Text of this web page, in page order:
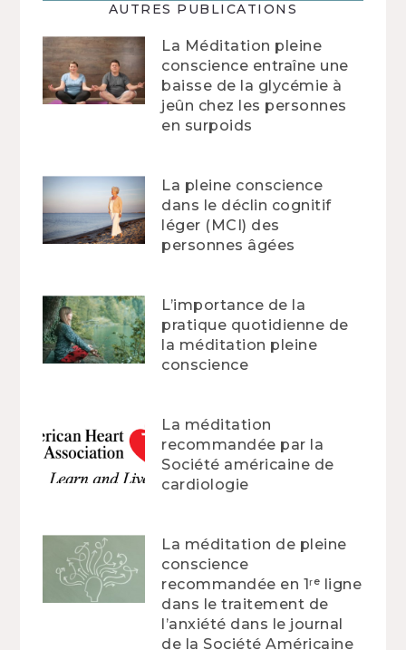
AUTRES PUBLICATIONS
La Méditation pleine
conscience entraîne une
baisse de la glycémie à
jeûn chez les personnes
en surpoids
La pleine conscience
dans le déclin cognitif
léger (MCI) des
personnes âgées
L’importance de la
pratique quotidienne de
la méditation pleine
conscience
La méditation
recommandée par la
Société américaine de
cardiologie
La méditation de pleine
conscience
recommandée en 1ʳᵉ ligne
dans le traitement de
l’anxiété dans le journal
de la Société Américaine